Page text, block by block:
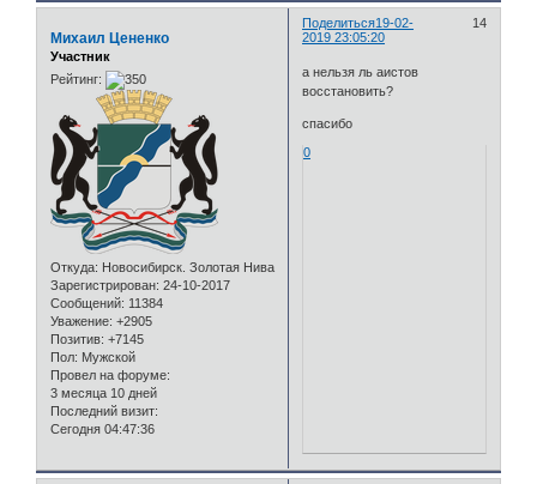
Поделиться 14
19-02-
2019 23:05:20
Михаил Цененко
Участник
Рейтинг:
Откуда: Новосибирск. Золотая Нива
Зарегистрирован: 24-10-2017
Сообщений: 11384
Уважение: +2905
Позитив: +7145
Пол: Мужской
Провел на форуме:
3 месяца 10 дней
Последний визит:
Сегодня 04:47:36
а нельзя ль аистов
восстановить?
спасибо
0